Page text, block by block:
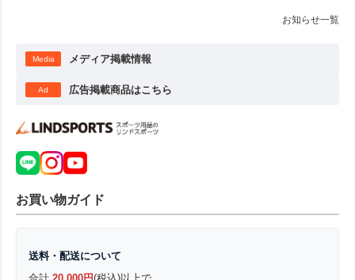
お知らせ一覧
Media メディア掲載情報
Ad 広告掲載商品はこちら
お買い物ガイド
送料・配送について